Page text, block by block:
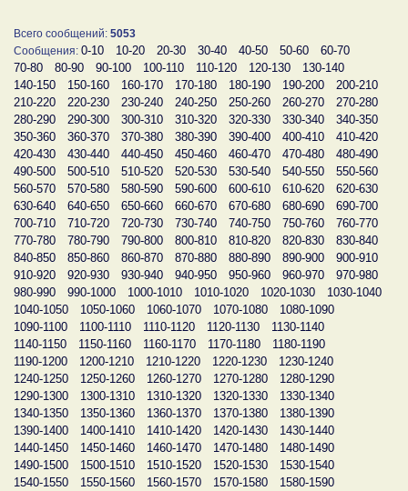
Всего сообщений: 5053
Сообщения: 0-10 10-20 20-30 30-40 40-50 50-60
60-70
70-80
80-90 90-100 100-110 110-120 120-130
130-140
140-150
150-160 160-170 170-180 180-190 190-200
200-210
210-220
220-230 230-240 240-250 250-260 260-270
270-280
280-290
290-300 300-310 310-320 320-330 330-340
340-350
350-360
360-370 370-380 380-390 390-400 400-410
410-420
420-430
430-440 440-450 450-460 460-470 470-480
480-490
490-500
500-510 510-520 520-530 530-540 540-550
550-560
560-570
570-580 580-590 590-600 600-610 610-620
620-630
630-640
640-650 650-660 660-670 670-680 680-690
690-700
700-710
710-720 720-730 730-740 740-750 750-760
760-770
770-780
780-790 790-800 800-810 810-820 820-830
830-840
840-850
850-860 860-870 870-880 880-890 890-900
900-910
910-920
920-930 930-940 940-950 950-960 960-970
970-980
980-990
990-1000 1000-1010 1010-1020 1020-1030
1030-1040
1040-1050
1050-1060 1060-1070 1070-1080
1080-1090
1090-1100
1100-1110 1110-1120 1120-1130
1130-1140
1140-1150
1150-1160 1160-1170 1170-1180
1180-1190
1190-1200
1200-1210 1210-1220 1220-1230
1230-1240
1240-1250
1250-1260 1260-1270 1270-1280
1280-1290
1290-1300
1300-1310 1310-1320 1320-1330
1330-1340
1340-1350
1350-1360 1360-1370 1370-1380
1380-1390
1390-1400
1400-1410 1410-1420 1420-1430
1430-1440
1440-1450
1450-1460 1460-1470 1470-1480
1480-1490
1490-1500
1500-1510 1510-1520 1520-1530
1530-1540
1540-1550
1550-1560 1560-1570 1570-1580 1580-1590